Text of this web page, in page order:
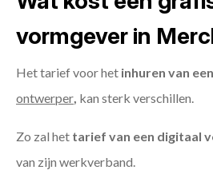
vormgever in
Het tarief voor het inhuren van een
ontwerper kan sterk verschillen.
Zo zal het tarief van een digitaal
van zijn werkverband.